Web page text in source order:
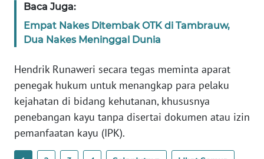
Baca Juga:
Empat Nakes Ditembak OTK di Tambrauw,
Dua Nakes Meninggal Dunia
Hendrik Runaweri secara tegas meminta aparat
penegak hukum untuk menangkap para pelaku
kejahatan di bidang kehutanan, khususnya
penebangan kayu tanpa disertai dokumen atau izin
pemanfaatan kayu (IPK).
WN
PAPUA
BARAT
WN
SERAMBI
WN